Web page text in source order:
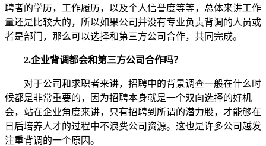
聘者的学历，工作履历，以及个人信誉度等等，总体来讲工作
量还是比较大的，所以如果公司并没有专业负责背调的人员或
者是部门，那么可以选择和第三方公司合作，共同完成。
2.企业背调都会和第三方公司合作吗？
对于公司和求职者来讲，招聘中的背景调查一般在什么时
候都是非常重要的，因为招聘本身就是一个双向选择的好机
会，站在企业角度来讲，只有招聘到所谓的潜力股，才能够在
日后培养人才的过程中不浪费公司资源。这也是许多公司越发
注重背调的一个原因。